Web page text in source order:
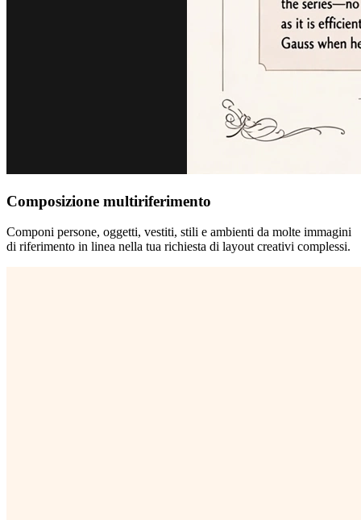
Composizione multiriferimento
Componi persone, oggetti, vestiti, stili e ambienti da molte immagini
di riferimento in linea nella tua richiesta di layout creativi complessi.